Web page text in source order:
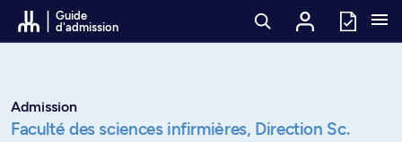
Passer au contenu
Guide
d'admission
Admission
Faculté des sciences infirmières, Direction Sc.